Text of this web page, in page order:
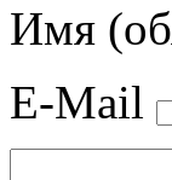
Имя
E-Mail